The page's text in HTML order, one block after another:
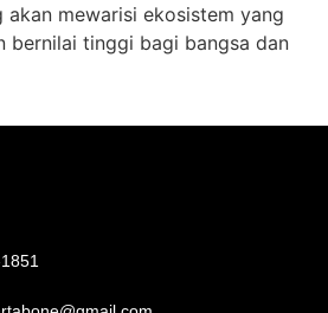
akan mewarisi ekosistem yang
bernilai tinggi bagi bangsa dan